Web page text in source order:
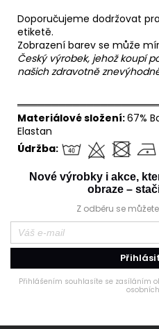
Doporučujeme dodržovat
etiketě.
Zobrazení barev se může
Český výrobek, jehož koupí
našich zdravotně
Materiálové složení:67%
Elastan
Údržba:
Nové výrobky i akce,
obraze –
Z odběru se
Přihlášením souhlasíte se zasíláním